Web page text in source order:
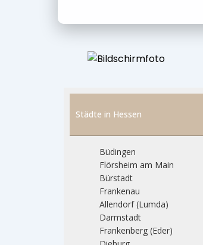
Städte in Hessen
Büdingen
Flörsheim am Main
Bürstadt
Frankenau
Allendorf (Lumda)
Darmstadt
Frankenberg (Eder)